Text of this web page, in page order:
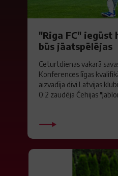
"Riga FC" iegūst
būs jāatspēlējas
Ceturtdienas vakarā
Konferences līgas
aizvadīja divi Latvijas
0:2 zaudēja Čehijas